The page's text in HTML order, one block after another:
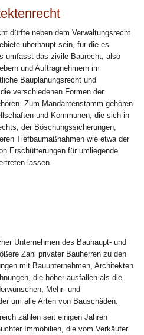
dürfte neben dem Verwaltungsrecht
überhaupt sein, für die es
umfasst das zivile Baurecht, also
und Auftragnehmern im
Bauplanungsrecht und
verschiedenen Formen der
Zum Mandantenstamm gehören
und Kommunen, die sich in
der Böschungssicherungen,
Tiefbaumaßnahmen wie etwa der
Erschütterungen für umliegende
lassen.
Unternehmen des Bauhaupt- und
Zahl privater Bauherren zu den
mit Bauunternehmen, Architekten
die höher ausfallen als die
Mehr- und
um alle Arten von Bauschäden.
zählen seit einigen Jahren
Immobilien, die vom Verkäufer